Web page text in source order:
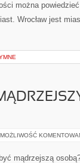
można
Wrocław jest
MOŻLIWOŚĆ
mądrzejszą